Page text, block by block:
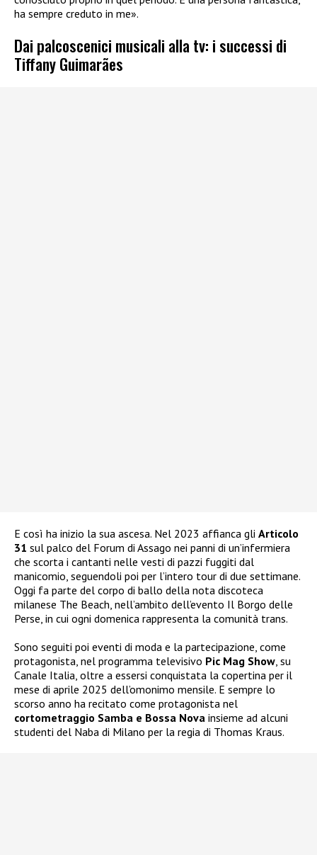
ha sempre creduto in me».
Dai palcoscenici musicali alla tv: i successi di
Tiffany Guimarães
E così ha inizio la sua ascesa. Nel 2023 affianca gli Articolo
31 sul palco del Forum di Assago nei panni di un’infermiera
che scorta i cantanti nelle vesti di pazzi fuggiti dal
manicomio, seguendoli poi per l’intero tour di due settimane.
Oggi fa parte del corpo di ballo della nota discoteca
milanese The Beach, nell’ambito dell’evento Il Borgo delle
Perse, in cui ogni domenica rappresenta la comunità trans.
Sono seguiti poi eventi di moda e la partecipazione, come
protagonista, nel programma televisivo Pic Mag Show, su
Canale Italia, oltre a essersi conquistata la copertina per il
mese di aprile 2025 dell’omonimo mensile. E sempre lo
scorso anno ha recitato come protagonista nel
cortometraggio Samba e Bossa Nova insieme ad alcuni
studenti del Naba di Milano per la regia di Thomas Kraus.